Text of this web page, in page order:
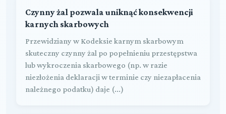
Czynny żal pozwala uniknąć konsekwencji
karnych skarbowych
Przewidziany w Kodeksie karnym skarbowym
skuteczny czynny żal po popełnieniu przestępstwa
lub wykroczenia skarbowego (np. w razie
niezłożenia deklaracji w terminie czy niezapłacenia
należnego podatku) daje (...)